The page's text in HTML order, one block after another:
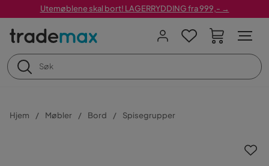
Utemøblene skal bort! LAGERRYDDING fra 999,- →
Hjem Møbler Bord Spisegrupper